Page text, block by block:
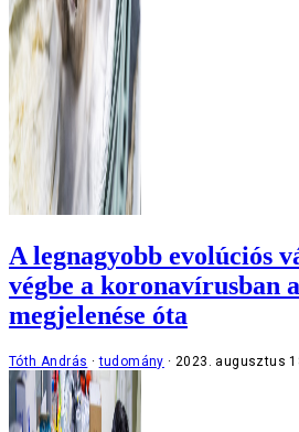
A legnagyobb evolúciós
végbe a koronavírusban
megjelenése óta
Tóth András tudomány 2023. augusztus